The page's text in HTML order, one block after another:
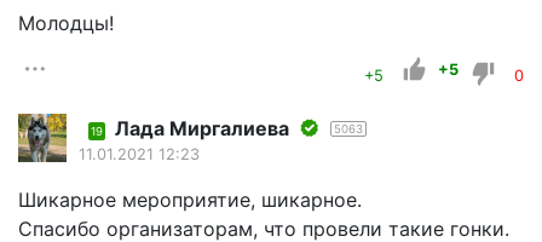
Молодцы!
+5 +5 0
19 Лада Миргалиева 5063
11.01.2021 12:23
Шикарное мероприятие, шикарное.
Спасибо организаторам, что провели такие гонки.